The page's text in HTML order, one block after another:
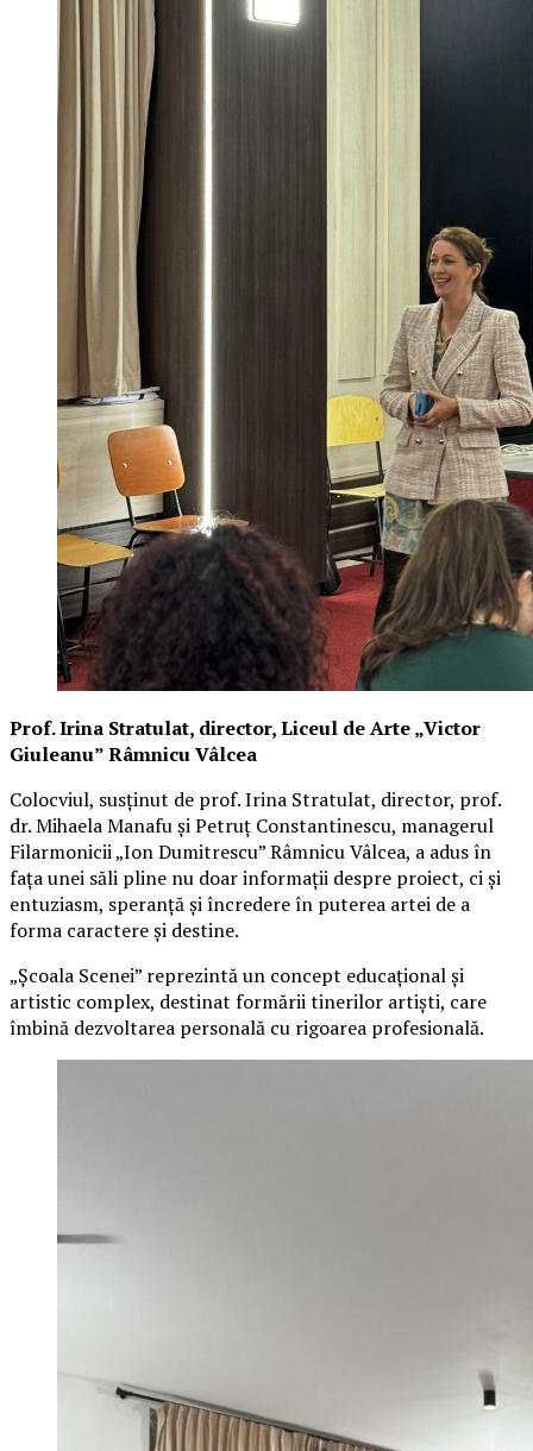
Prof. Irina Stratulat, director, Liceul de Arte „Victor
Giuleanu” Râmnicu Vâlcea
Colocviul, susținut de prof. Irina Stratulat, director, prof.
dr. Mihaela Manafu și Petruț Constantinescu, managerul
Filarmonicii „Ion Dumitrescu” Râmnicu Vâlcea, a adus în
fața unei săli pline nu doar informații despre proiect, ci și
entuziasm, speranță și încredere în puterea artei de a
forma caractere și destine.
„Școala Scenei” reprezintă un concept educațional și
artistic complex, destinat formării tinerilor artiști, care
îmbină dezvoltarea personală cu rigoarea profesională.